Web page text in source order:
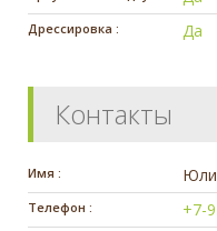
Дрессировка : Да
Контакты
Имя :
Телефон : +7-